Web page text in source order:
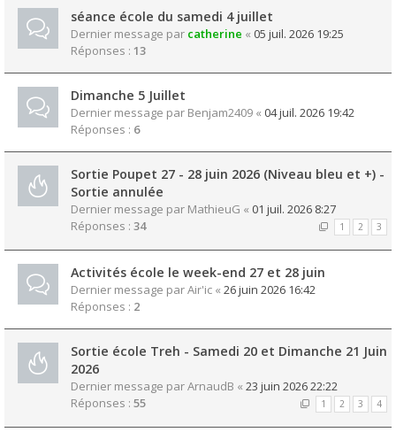
séance école du samedi 4 juillet
Dernier message par catherine « 05 juil. 2026 19:25
Réponses : 13
Dimanche 5 Juillet
Dernier message par Benjam2409 « 04 juil. 2026 19:42
Réponses : 6
Sortie Poupet 27 - 28 juin 2026 (Niveau bleu et +) -
Sortie annulée
Dernier message par MathieuG « 01 juil. 2026 8:27
Réponses : 34 1 2 3
Activités école le week-end 27 et 28 juin
Dernier message parAir'ic « 26 juin 2026 16:42
Réponses : 2
Sortie école Treh - Samedi 20 et Dimanche 21 Juin
2026
Dernier message parArnaudB « 23 juin 2026 22:22
Réponses : 55 1 2 3 4